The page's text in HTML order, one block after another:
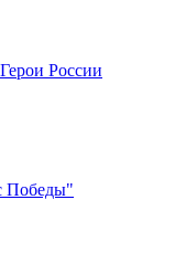
России
Победы"